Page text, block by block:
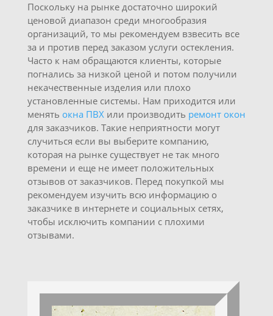
Поскольку на рынке достаточно широкий
ценовой диапазон среди многообразия
организаций, то мы рекомендуем взвесить все
за и против перед заказом услуги остекления.
Часто к нам обращаются клиенты, которые
погнались за низкой ценой и потом получили
некачественные изделия или плохо
установленные системы. Нам приходится или
менять окна ПВХили производить ремонт окон
для заказчиков. Такие неприятности могут
случиться если вы выберите компанию,
которая на рынке существует не так много
времени и еще не имеет положительных
отзывов от заказчиков. Перед покупкой мы
рекомендуем изучить всю информацию о
заказчике в интернете и социальных сетях,
чтобы исключить компании с плохими
отзывами.